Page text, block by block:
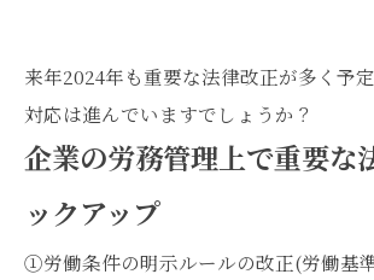
来年2024年も重要な法律改正が多く予定
対応は進んでいますでしょうか？
企業の労務管理上で重要な
ックアップ
①労働条件の明示ルールの改正(労働基